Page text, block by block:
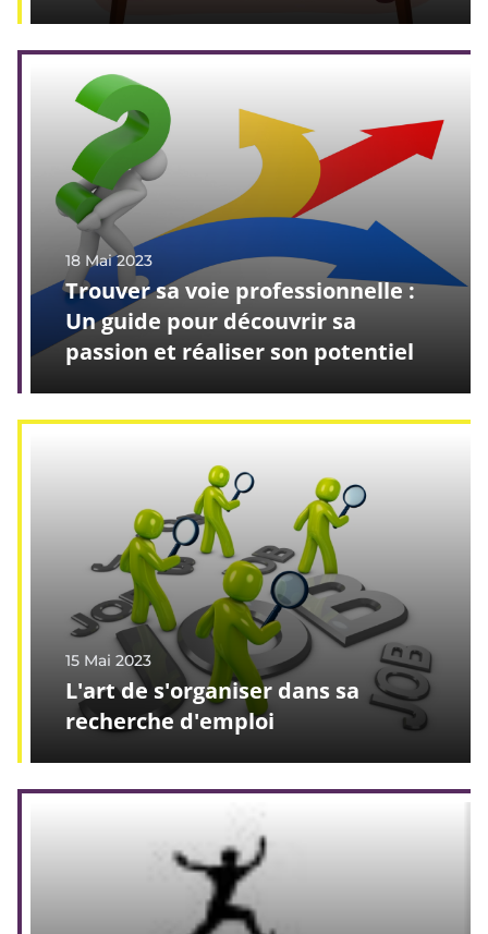
18 Mai 2023
Trouver sa voie professionnelle :
Un guide pour découvrir sa
passion et réaliser son potentiel
15 Mai 2023
L'art de s'organiser dans sa
recherche d'emploi